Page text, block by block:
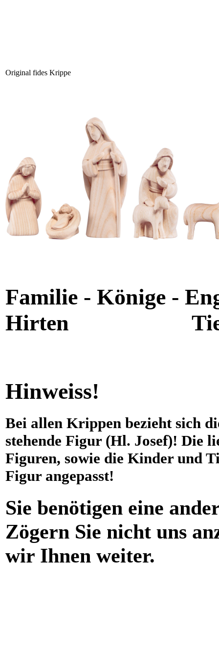
Original fides Krippe
Familie -
Hirten
Hinweiss!
Bei allen Krippen bezieht sich
stehende Figur (Hl. Josef)! Die
Figuren, sowie die Kinder und
Figur angepasst!
Sie benötigen eine
Zögern Sie nicht uns
wir Ihnen weiter.